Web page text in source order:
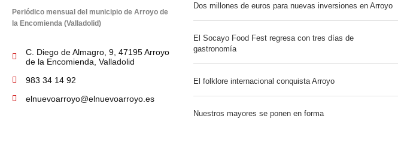
Periódico mensual del municipio de Arroyo de
la Encomienda (Valladolid)
C. Diego de Almagro, 9, 47195 Arroyo
de la Encomienda, Valladolid
983 34 14 92
elnuevoarroyo@elnuevoarroyo.es
Dos millones de euros para nuevas inversiones en Arroyo
El Socayo Food Fest regresa con tres días de
gastronomía
El folklore internacional conquista Arroyo
Nuestros mayores se ponen en forma